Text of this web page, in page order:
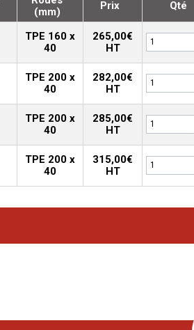
(mm)
Prix Qté
TPE 160 x
40
265,00€
HT
TPE 200 x
40
282,00€
HT
TPE 200 x
40
285,00€
HT
TPE 200 x
40
315,00€
HT